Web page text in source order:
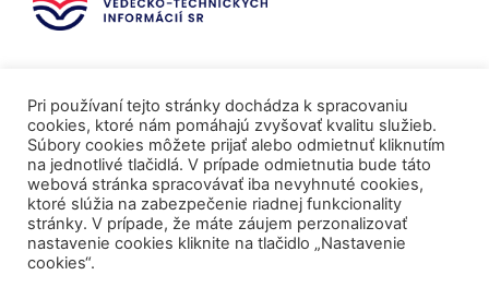
Mediálni partneri
Pri používaní tejto stránky dochádza k spracovaniu
cookies, ktoré nám pomáhajú zvyšovať kvalitu služieb.
Súbory cookies môžete prijať alebo odmietnuť kliknutím
na jednotlivé tlačidlá. V prípade odmietnutia bude táto
webová stránka spracovávať iba nevyhnuté cookies,
ktoré slúžia na zabezpečenie riadnej funkcionality
stránky. V prípade, že máte záujem perzonalizovať
nastavenie cookies kliknite na tlačidlo „Nastavenie
cookies“.